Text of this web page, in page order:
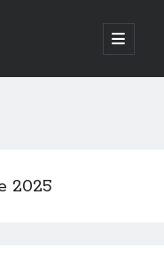
open
primary
2025